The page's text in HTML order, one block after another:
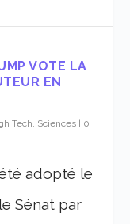
VOTE LA
EN
Tech, Sciences
0
adopté le
Sénat par